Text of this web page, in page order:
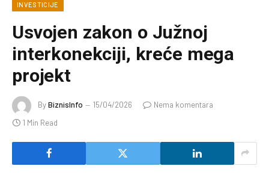
INVESTICIJE
Usvojen zakon o Južnoj
interkonekciji, kreće mega
projekt
ByBiznisInfo 15/04/2026
Nema komentara
1 Min Read